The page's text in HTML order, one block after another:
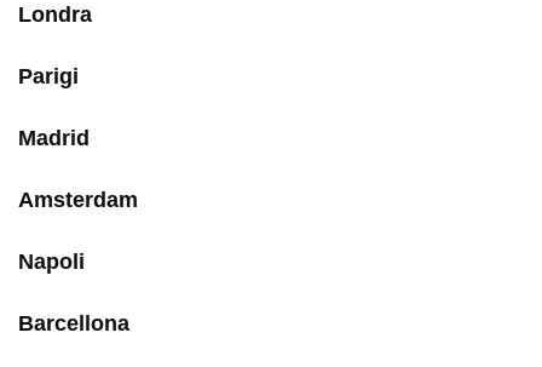
Londra
Parigi
Madrid
Amsterdam
Napoli
Barcellona